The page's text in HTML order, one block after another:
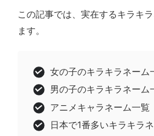
この記事では、実在するキラキ
ます。
女の子のキラキラネーム
男の子のキラキラネーム
アニメキャラネーム一覧
日本で1番多いキラキラ